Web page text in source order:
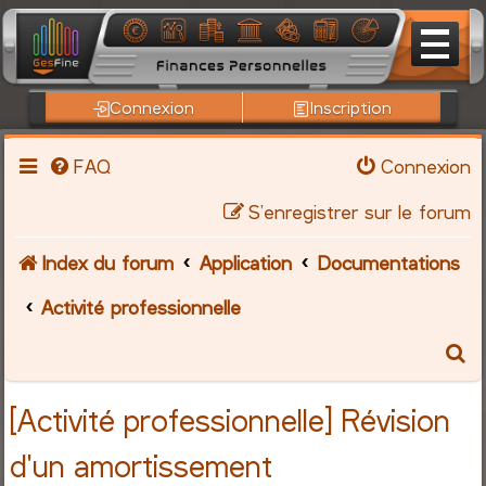
Connexion Inscription
FAQ
Connexion
S’enregistrer sur le forum
Index du forum Application
Documentations
Activité professionnelle
[Activité professionnelle] Révision
d'un amortissement